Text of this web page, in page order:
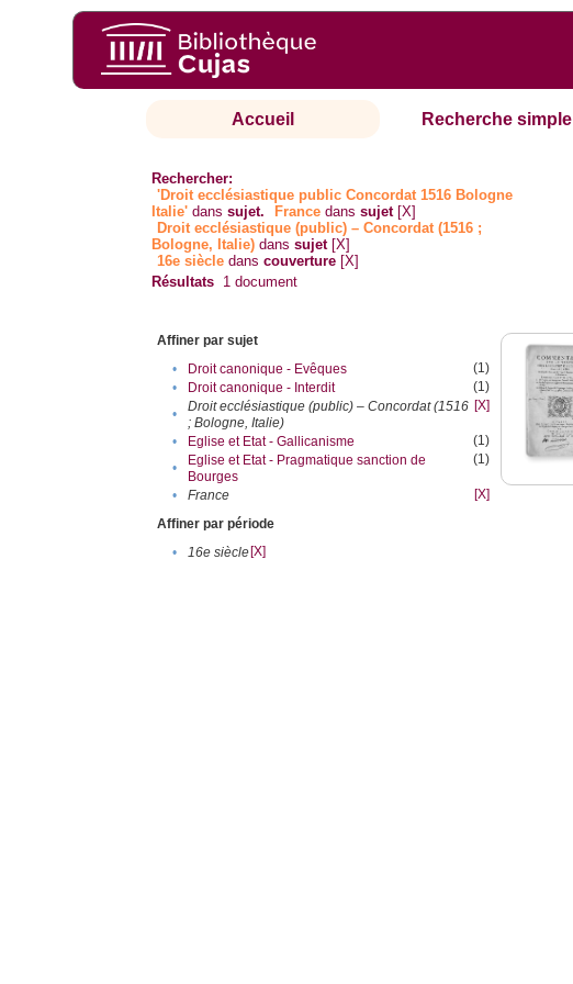
Accueil Recherche simple
Rechercher:
'Droit ecclésiastique public Concordat 1516 Bologne
Italie' danssujet. France danssujet [X]
Droit ecclésiastique (public) – Concordat (1516 ;
Bologne, Italie) danssujet [X]
16e siècle danscouverture [X]
Résultats 1 document
Affiner par sujet
•
Droit canonique - Evêques
(1)
•
Droit canonique - Interdit
(1)
•
Droit ecclésiastique (public) – Concordat (1516
; Bologne, Italie)
[X]
• Eglise et Etat - Gallicanisme
(1)
•
Eglise et Etat - Pragmatique sanction de
Bourges
(1)
• France
[X]
Affiner par période
•
16e siècle[X]